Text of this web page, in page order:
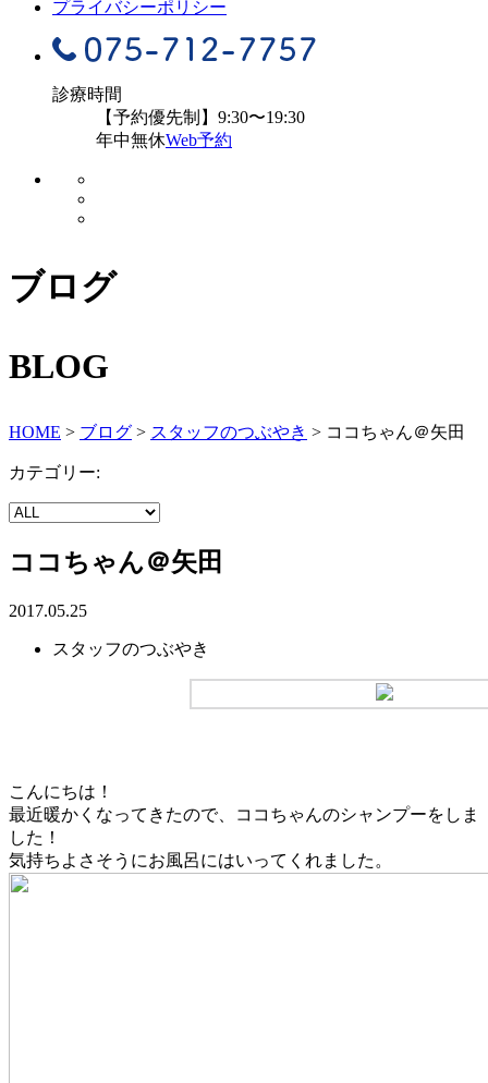
プライバシーポリシー
診療時間
【予約優先制】9:30〜19:30
年中無休Web予約
ブログ
BLOG
HOME > ブログ > スタッフのつぶやき > ココちゃん＠矢田
カテゴリー:
ココちゃん＠矢田
2017.05.25
スタッフのつぶやき
こんにちは！
最近暖かくなってきたので、ココちゃんのシャンプーをしま
した！
気持ちよさそうにお風呂にはいってくれました。